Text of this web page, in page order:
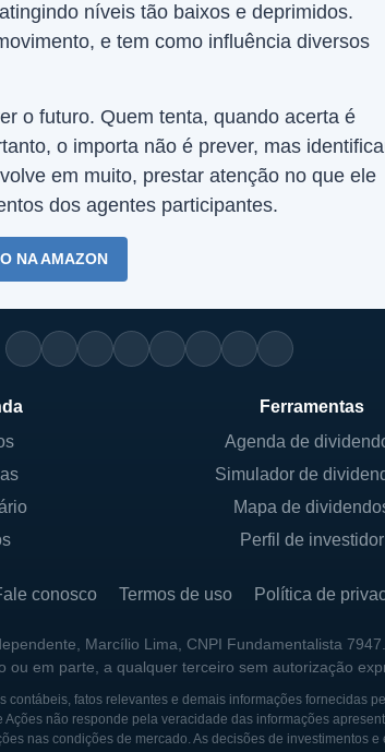
níveis tão baixos e deprimidos.
e tem como influência diversos
o futuro. Quem tenta, quando acerta é
o importa não é prever, mas
em muito, prestar atenção no que ele
dos agentes participantes.
NA AMAZON
Ferramentas
Agenda de
Simulador de
Mapa de
Perfil de investidor
conosco Termos de uso Política de
Marcílio Lima, CNPI Fundamentalista
ou em parte, a qualquer terceiro sem autorização
fatos relevantes e demais informações fornecidas
não responde pela veracidade das informações
nas condições de mercado. As decisões de investimentos